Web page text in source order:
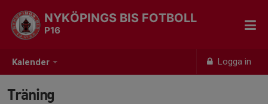
Kalender Logga in
NYKÖPINGS BIS FOTBOLL
P16
Träning